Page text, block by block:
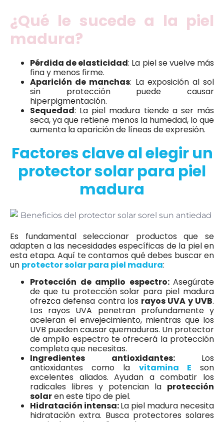
¿Qué le sucede a la piel
madura?
Pérdida de elasticidad: La piel se vuelve más
fina y menos firme.
Aparición de manchas: La exposición al sol
sin protección puede causar
hiperpigmentación.
Sequedad: La piel madura tiende a ser más
seca, ya que retiene menos la humedad, lo que
aumenta la aparición de líneas de expresión.
Factores clave al elegir un
protector solar para piel
madura
Es fundamental seleccionar productos que se
adapten a las necesidades específicas de la piel en
esta etapa. Aquí te contamos qué debes buscar en
un protector solar para piel madura:
Protección de amplio espectro: Asegúrate
de que tu protección solar para piel madura
ofrezca defensa contra los rayos UVA y UVB.
Los rayos UVA penetran profundamente y
aceleran el envejecimiento, mientras que los
UVB pueden causar quemaduras. Un protector
de amplio espectro te ofrecerá la protección
completa que necesitas.
Ingredientes antioxidantes: Los
antioxidantes como la vitamina E son
excelentes aliados. Ayudan a combatir los
radicales libres y potencian la protección
solaren este tipo de piel.
Hidratación intensa:La piel madura necesita
hidratación extra. Busca protectores solares